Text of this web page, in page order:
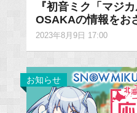
『初音ミク「マジ
OSAKAの情報をお
2023年8月9日 17:00
お知らせ